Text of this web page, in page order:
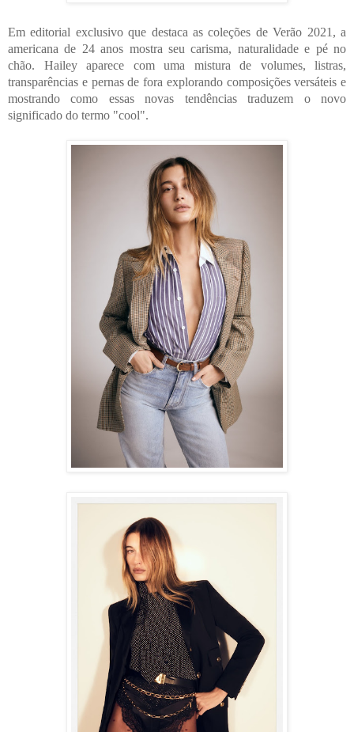
Em editorial exclusivo que destaca as coleções de Verão 2021, a
americana de 24 anos mostra seu carisma, naturalidade e pé no
chão. Hailey aparece com uma mistura de volumes, listras,
transparências e pernas de fora explorando composições versáteis e
mostrando como essas novas tendências traduzem o novo
significado do termo "cool".